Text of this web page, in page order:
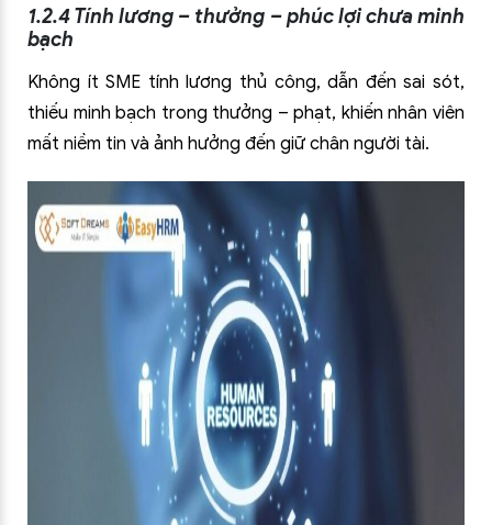
1.2.4 Tính lương – thưởng – phúc lợi chưa minh
bạch
Không ít SME tính lương thủ công, dẫn đến sai sót,
thiếu minh bạch trong thưởng – phạt, khiến nhân viên
mất niềm tin và ảnh hưởng đến giữ chân người tài.